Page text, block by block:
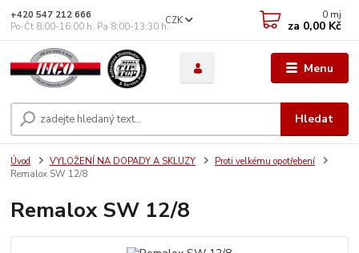
Menu
CZK
Hledat
+420 547 212 666
Po-Čt 8:00-16:00 h. Pa 8:00-13:30 h.
0 mj
za 0,00 Kč
Úvod VYLOŽENÍ NA DOPADY A SKLUZY
Proti velkému opotřebení
Remalox SW 12/8
Remalox SW 12/8